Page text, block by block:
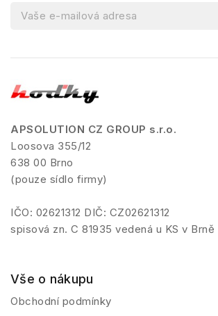
APSOLUTION CZ GROUP s.r.o.
Loosova 355/12
638 00 Brno
(pouze sídlo firmy)
IČO: 02621312 DIČ: CZ02621312
spisová zn. C 81935 vedená u KS v Brně
Vše o nákupu
Obchodní podmínky